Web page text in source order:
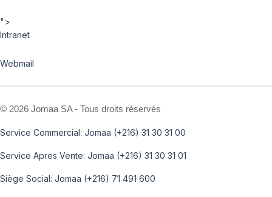
">
Intranet
Webmail
© 2026 Jomaa SA - Tous droits réservés
Service Commercial: Jomaa (+216) 31 30 31 00
Service Apres Vente: Jomaa (+216) 31 30 31 01
Siège Social: Jomaa (+216) 71 491 600